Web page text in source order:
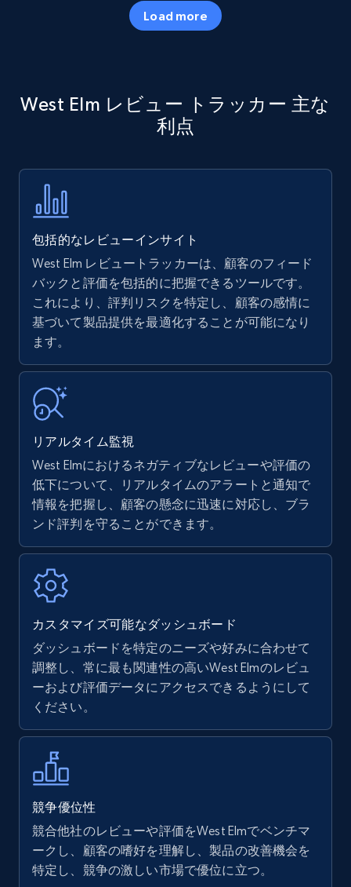
5.7K+ 今すぐ始める
specific keywords
Title, Seller name, Brand, Description, Initial
Amazon products - find products by using
upc numbers
Title, Seller name, Brand, Description, Initial
price, Currency, Availability, Reviews count, and
35.2K+
Amazon Reviews
URL, Product name, Product rating, Product
rating object, Product rating max, Rating,
7.4K+
Walmart - products
URL, Final price, Sku, Currency, Gtin,
Specifications, Image urls, Top reviews, and
more.
Walmart - products - Find new products by
using specific category URL
URL, Final price, Sku, Currency, Gtin,
Load more
West Elm レビュー トラッカー 主な
利点
包括的なレビューインサイト
West Elm レビュートラッカーは、顧客のフィード
バックと評価を包括的に把握できるツールです。
これにより、評判リスクを特定し、顧客の感情に
基づいて製品提供を最適化することが可能になり
ます。
リアルタイム監視
West Elmにおけるネガティブなレビューや評価の
低下について、リアルタイムのアラートと通知で
情報を把握し、顧客の懸念に迅速に対応し、ブラ
ンド評判を守ることができます。
カスタマイズ可能なダッシュボード
ダッシュボードを特定のニーズや好みに合わせて
調整し、常に最も関連性の高いWest Elmのレビュ
ーおよび評価データにアクセスできるようにして
ください。
競争優位性
競合他社のレビューや評価をWest Elmでベンチマ
ークし、顧客の嗜好を理解し、製品の改善機会を
特定し、競争の激しい市場で優位に立つ。